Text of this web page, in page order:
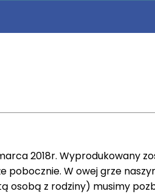
2018r. Wyprodukowany
W owej grze
z rodziny) musimy